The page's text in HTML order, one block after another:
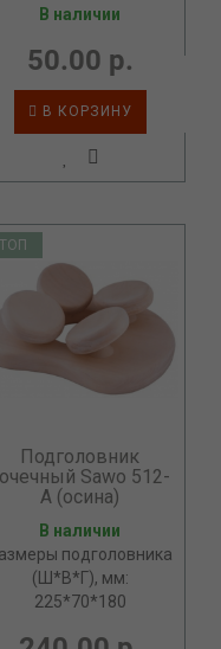
В наличии
50.00 р.
В КОРЗИНУ
ТОП
Подголовник
Sawo 512-
A (осина)
В наличии
подголовника
(Ш*В*Г), мм:
225*70*180